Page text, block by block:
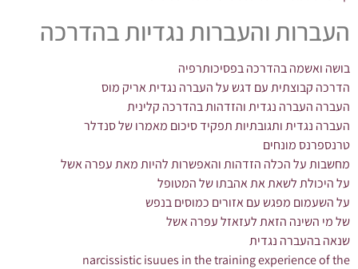
העברות והעברות נגדיות בהדרכה
בושה ואשמה בהדרכה בפסיכותרפיה
הדרכה קבוצתית עם דגש על העברה נגדית אריק מוס
העברה העברה נגדית והזדהות בהדרכה קלינית
העברה נגדית ותגובתיות תפקיד סיכום מאמרו של סנדלר
טרנספרנס מונחים
מחשבות על הכלה הזדהות והאפשרות להיות מאת עפרה אשל
על היכולת לשאת את אהבתו של המטופל
על השעמום מפגש עם אזורים כמוסים בנפש
של מי השינה הזאת לעזאזל עפרה אשל
שנאה בהעברה נגדית
narcissistic isuues in the training experience of the